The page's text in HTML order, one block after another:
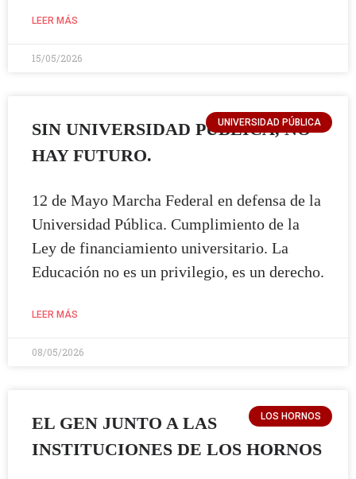
LEER MÁS
15/05/2026
UNIVERSIDAD PÚBLICA
SIN UNIVERSIDAD PÚBLICA, NO
HAY FUTURO.
12 de Mayo Marcha Federal en defensa de la
Universidad Pública. Cumplimiento de la
Ley de financiamiento universitario. La
Educación no es un privilegio, es un derecho.
LEER MÁS
08/05/2026
LOS HORNOS
EL GEN JUNTO A LAS
INSTITUCIONES DE LOS HORNOS